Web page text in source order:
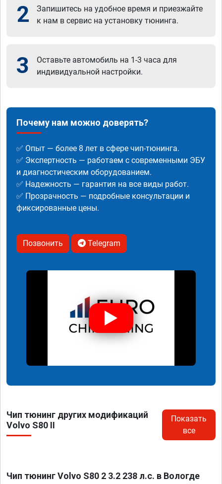
2
Запишитесь на удобное время и приезжайте
к нам в сервис на установку тюнинга.
3
Оставьте автомобиль на 1-3 часа для
индивидуальной настройки.
Почему нам можно доверять?
✅ Опыт — более 8 лет в сфере чип-тюнинга.
✅ Экспертность — работаем с современными ЭБУ
и диагностическим оборудованием.
✅ Надежность — гарантия на все виды работ.
✅ Прозрачность — подробные консультации и
фиксированные цены.
Позвонить Telegram
Чип тюнинг других модификаций
Volvo S80 II
Показать
все
Чип тюнинг Volvo S80 2 3.2 238 л.с. в Вологде